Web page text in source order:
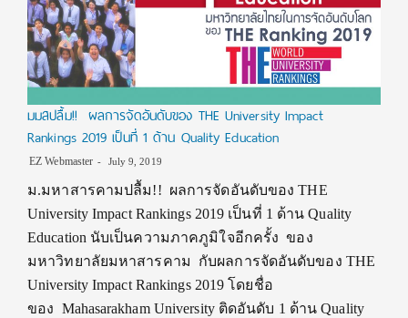
มมสปลื้ม!! ผลการจัดอันดับของ THE University Impact
Rankings 2019 เป็นที่ 1 ด้าน Quality Education
EZ Webmaster July 9, 2019
ม.มหาสารคามปลื้ม!! ผลการจัดอันดับของ THE
University Impact Rankings 2019 เป็นที่ 1 ด้าน Quality
Education นับเป็นความภาคภูมิใจอีกครั้ง ของ
มหาวิทยาลัยมหาสารคาม กับผลการจัดอันดับของ THE
University Impact Rankings 2019 โดยชื่อ
ของ Mahasarakham University ติดอันดับ 1 ด้าน Quality